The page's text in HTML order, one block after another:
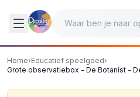
Home›Educatief speelgoed›
Grote observatiebox - De Botanist -